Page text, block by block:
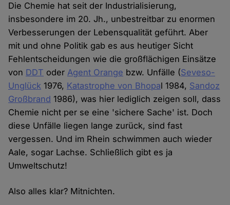
Die Chemie hat seit der Industrialisierung,
insbesondere im 20. Jh., unbestreitbar zu enormen
Verbesserungen der Lebensqualität geführt. Aber
mit und ohne Politik gab es aus heutiger Sicht
Fehlentscheidungen wie die großflächigen Einsätze
von DDT oderAgent Orange bzw. Unfälle (Seveso-
Unglück 1976, Katastrophe von Bhopal 1984, Sandoz
Großbrand 1986), was hier lediglich zeigen soll, dass
Chemie nicht per se eine 'sichere Sache' ist. Doch
diese Unfälle liegen lange zurück, sind fast
vergessen. Und im Rhein schwimmen auch wieder
Aale, sogar Lachse. Schließlich gibt es ja
Umweltschutz!
Also alles klar? Mitnichten.